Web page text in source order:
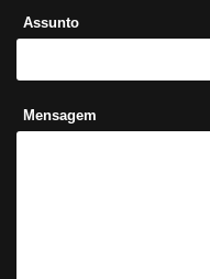
Assunto
Mensagem